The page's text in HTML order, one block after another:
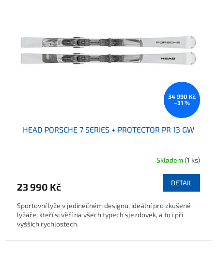
34 990 Kč
–31 %
HEAD PORSCHE 7 SERIES + PROTECTOR PR 13 GW
Skladem(1 ks)
23 990 Kč DETAIL
Sportovní lyže v jedinečném designu, ideální pro zkušené
lyžaře, kteří si věří na všech typech sjezdovek, a to i při
vyšších rychlostech.